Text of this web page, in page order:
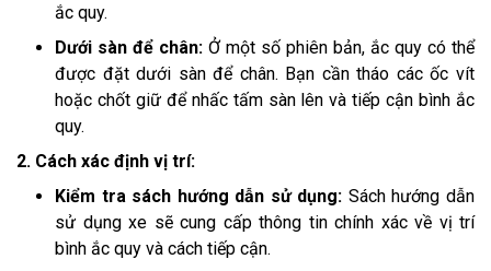
ắc quy.
Dưới sàn để chân: Ở một số phiên bản, ắc quy có thể
được đặt dưới sàn để chân. Bạn cần tháo các ốc vít
hoặc chốt giữ để nhấc tấm sàn lên và tiếp cận bình ắc
quy.
2. Cách xác định vị trí:
Kiểm tra sách hướng dẫn sử dụng: Sách hướng dẫn
sử dụng xe sẽ cung cấp thông tin chính xác về vị trí
bình ắc quy và cách tiếp cận.